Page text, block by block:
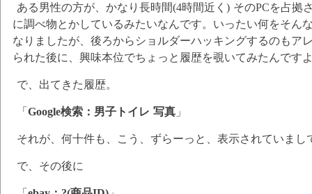
ある男性の方が、かなり長時間(4時間近く) そのPCを占拠
に調べ物とかしているみたいなんです。いったい何をそん
なりましたが、後ろからショルダーハッキングするのもア
られた後に、興味本位でちょっと履歴を覗いてみたんです
で、出てきた履歴。
「 Google検索：男子トイレ 写真 」
それが、何十件も、こう、ずらーっと、表示されていまし
で、その後に